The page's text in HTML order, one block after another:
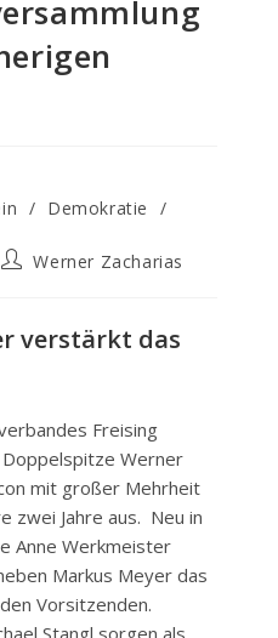
/ Demokratie
/
Beitrags-
Werner Zacharias
verstärkt das
Freising
Werner
mit großer Mehrheit
zwei Jahre aus. Neu in
Anne Werkmeister
Markus Meyer das
Vorsitzenden.
Stangl sorgen als